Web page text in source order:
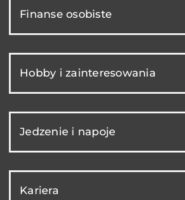
Finanse osobiste
Hobby i zainteresowania
Jedzenie i napoje
Kariera